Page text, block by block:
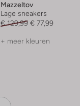
Mazzeltov
Lage sneakers
€ 129,99 € 77,99
+ meer kleuren